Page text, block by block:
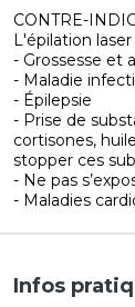
CONTRE-
L'épilation
- Grossesse et
- Maladie
- Épilepsie
- Prise de
cortisones,
stopper ces
- Ne pas
- Maladies
Infos